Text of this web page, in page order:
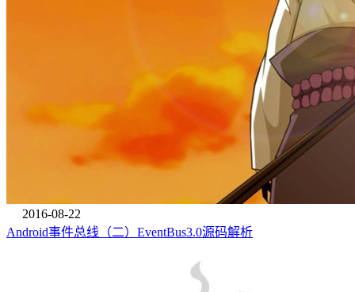
2016-08-22
Android事件总线（二）EventBus3.0源码解析